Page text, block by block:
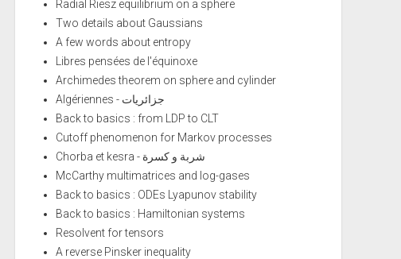
Radial Riesz equilibrium on a sphere
Two details about Gaussians
A few words about entropy
Libres pensées de l'équinoxe
Archimedes theorem on sphere and cylinder
Algériennes - جزائريات
Back to basics : from LDP to CLT
Cutoff phenomenon for Markov processes
Chorba et kesra - شربة و كسرة
McCarthy multimatrices and log-gases
Back to basics : ODEs Lyapunov stability
Back to basics : Hamiltonian systems
Resolvent for tensors
A reverse Pinsker inequality